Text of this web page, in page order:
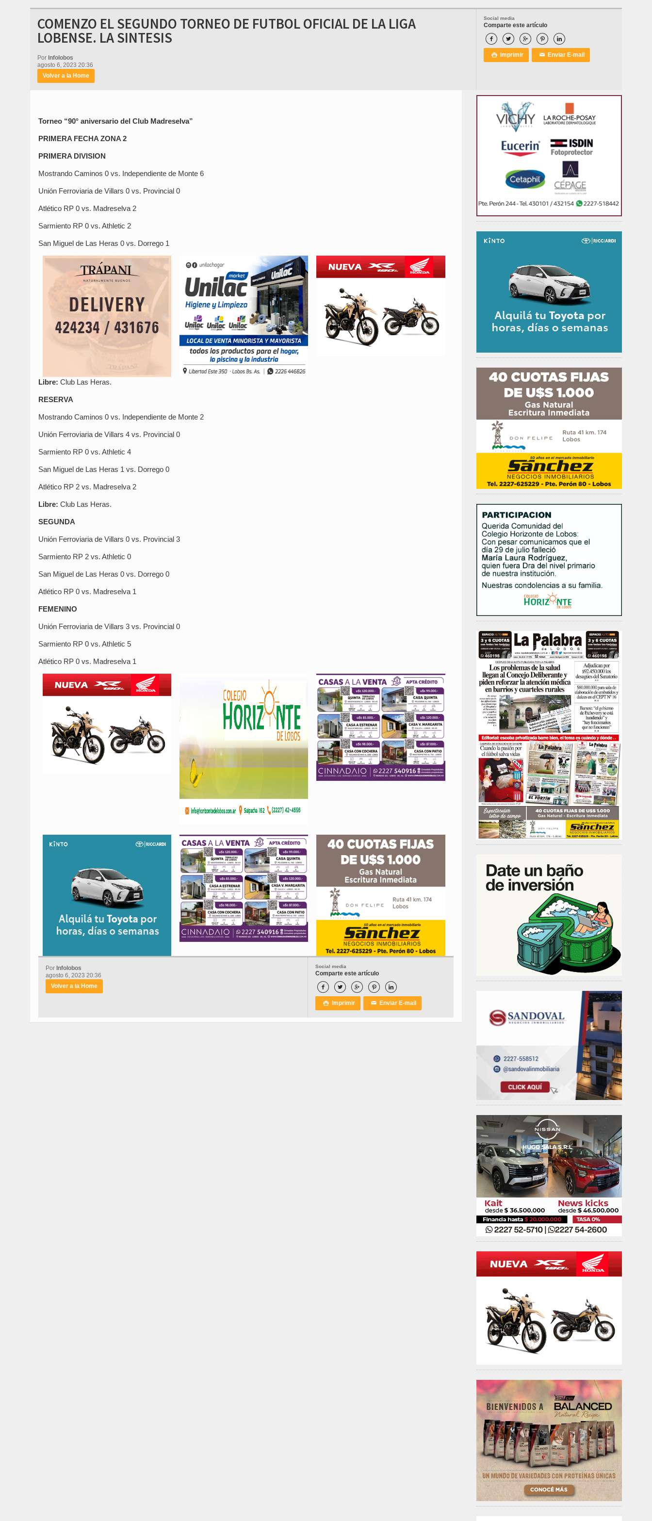
Social media
Comparte este artículo
    
 Imprimir ✉ Enviar E-mail
COMENZO EL SEGUNDO TORNEO DE FUTBOL OFICIAL DE LA LIGA
LOBENSE. LA SINTESIS
Por Infolobos
agosto 6, 2023 20:36
Volver a la Home
Torneo “90° aniversario del Club Madreselva”
PRIMERA FECHA ZONA 2
PRIMERA DIVISION
Mostrando Caminos 0 vs. Independiente de Monte 6
Unión Ferroviaria de Villars 0 vs. Provincial 0
Atlético RP 0 vs. Madreselva 2
Sarmiento RP 0 vs. Athletic 2
San Miguel de Las Heras 0 vs. Dorrego 1
Libre: Club Las Heras.
RESERVA
Mostrando Caminos 0 vs. Independiente de Monte 2
Unión Ferroviaria de Villars 4 vs. Provincial 0
Sarmiento RP 0 vs. Athletic 4
San Miguel de Las Heras 1 vs. Dorrego 0
Atlético RP 2 vs. Madreselva 2
Libre: Club Las Heras.
SEGUNDA
Unión Ferroviaria de Villars 0 vs. Provincial 3
Sarmiento RP 2 vs. Athletic 0
San Miguel de Las Heras 0 vs. Dorrego 0
Atlético RP 0 vs. Madreselva 1
FEMENINO
Unión Ferroviaria de Villars 3 vs. Provincial 0
Sarmiento RP 0 vs. Athletic 5
Atlético RP 0 vs. Madreselva 1
Social media
Comparte este artículo
    
 Imprimir ✉ Enviar E-mail
Por Infolobos
agosto 6, 2023 20:36
Volver a la Home